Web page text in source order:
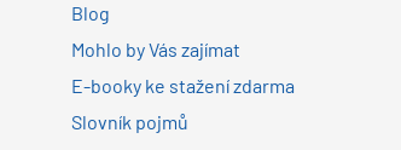
Blog
Mohlo by Vás zajímat
E-booky ke stažení zdarma
Slovník pojmů